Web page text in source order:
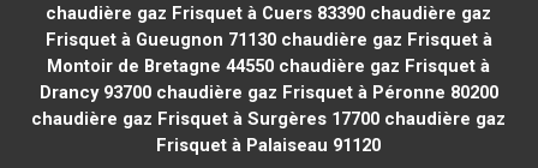
chaudière gaz Frisquet à Cuers 83390 chaudière gaz
Frisquet à Gueugnon 71130chaudière gaz Frisquet à
Montoir de Bretagne 44550 chaudière gaz Frisquet à
Drancy 93700chaudière gaz Frisquet à Péronne 80200
chaudière gaz Frisquet à Surgères 17700 chaudière gaz
Frisquet à Palaiseau 91120